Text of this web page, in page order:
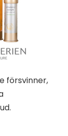
försvinner,